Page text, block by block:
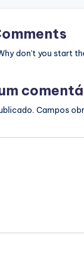
don’t you start
Campos